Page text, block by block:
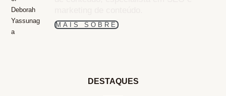
MAIS SOBRE
DESTAQUES